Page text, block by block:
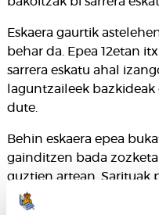
Eskaera gaurtik
behar da. Epea 12etan
sarrera eskatu ahal
laguntzaileek
dute.
Behin eskaera epea
gainditzen bada
guztien artean. Sarituak
dute asteartean sarrerak